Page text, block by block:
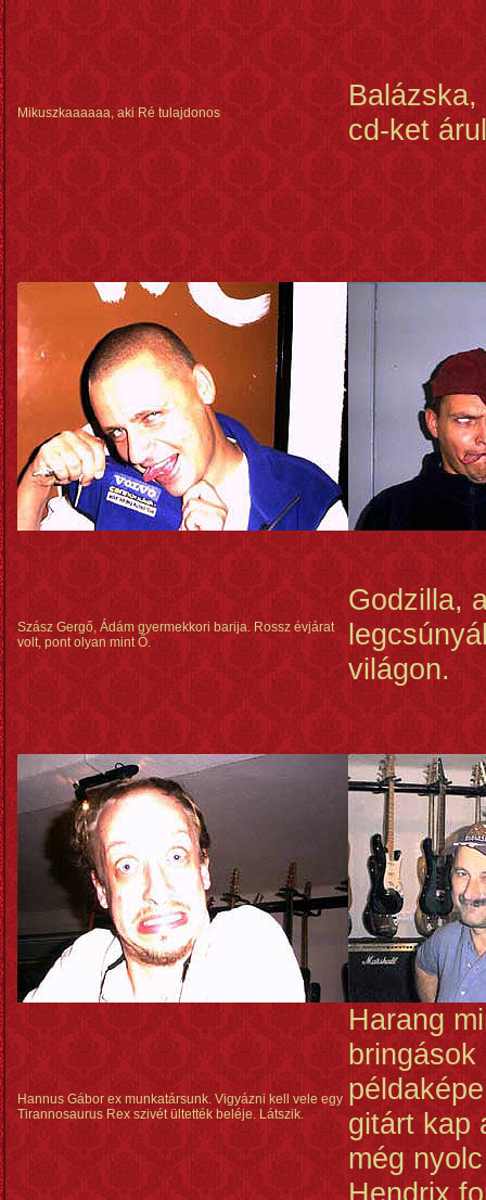
Mikuszkaaaaaa, aki Ré tulajdonos
cd-ket
Szász Gergő, Ádám gyermekkori barija. Rossz évjárat
volt, pont olyan mint Ő.
Godzilla,
világon.
Hannus Gábor ex munkatársunk. Vigyázni kell vele egy
Tirannosaurus Rex szivét ültették beléje. Látszik.
Harang
gitárt kap
még
Hendrix